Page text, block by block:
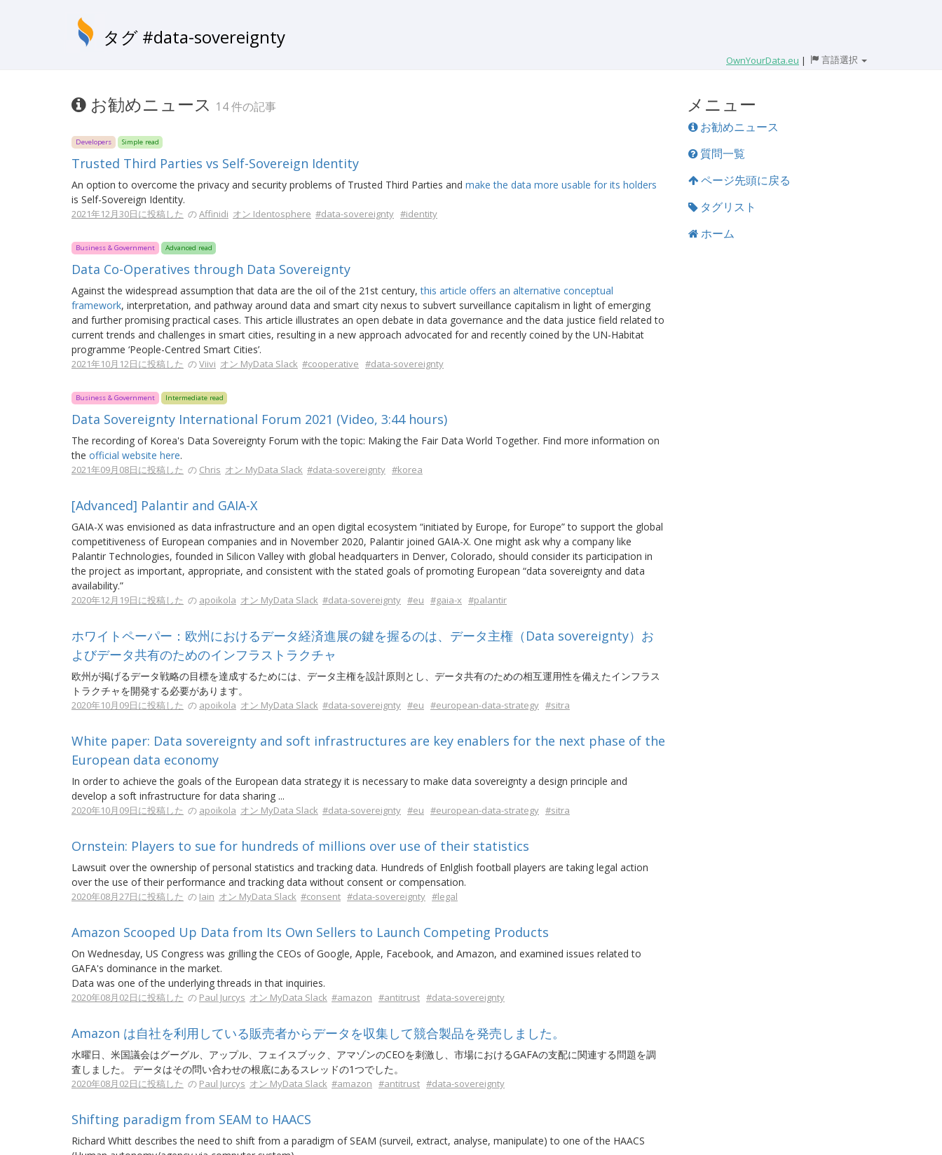
タグ #data-sovereignty
OwnYourData.eu | 言語選択
お勧めニュース 14 件の記事
Developers Simple read
Trusted Third Parties vs Self-Sovereign Identity
An option to overcome the privacy and security problems of Trusted Third Parties and make the data more usable for its holders
is Self-Sovereign Identity.
2021年12月30日に投稿した のAffinidi オン Identosphere #data-sovereignty #identity
Business & Government Advanced read
Data Co-Operatives through Data Sovereignty
Against the widespread assumption that data are the oil of the 21st century,this article offers an alternative conceptual
framework, interpretation, and pathway around data and smart city nexus to subvert surveillance capitalism in light of emerging
and further promising practical cases. This article illustrates an open debate in data governance and the data justice field related to
current trends and challenges in smart cities, resulting in a new approach advocated for and recently coined by the UN-Habitat
programme ‘People-Centred Smart Cities’.
2021年10月12日に投稿した のViivi オン MyData Slack #cooperative #data-sovereignty
Business & Government Intermediate read
Data Sovereignty International Forum 2021 (Video, 3:44 hours)
The recording of Korea's Data Sovereignty Forum with the topic: Making the Fair Data World Together. Find more information on
the official website here.
2021年09月08日に投稿した の Chris オン MyData Slack #data-sovereignty #korea
[Advanced] Palantir and GAIA-X
GAIA-X was envisioned as data infrastructure and an open digital ecosystem “initiated by Europe, for Europe” to support the global
competitiveness of European companies and in November 2020, Palantir joined GAIA-X. One might ask why a company like
Palantir Technologies, founded in Silicon Valley with global headquarters in Denver, Colorado, should consider its participation in
the project as important, appropriate, and consistent with the stated goals of promoting European “data sovereignty and data
availability.”
2020年12月19日に投稿した の apoikola オン MyData Slack #data-sovereignty #eu #gaia-x #palantir
ホワイトペーパー：欧州におけるデータ経済進展の鍵を握るのは、データ主権（Data sovereignty）お
よびデータ共有のためのインフラストラクチャ
欧州が掲げるデータ戦略の目標を達成するためには、データ主権を設計原則とし、データ共有のための相互運用性を備えたインフラス
トラクチャを開発する必要があります。
2020年10月09日に投稿した の apoikola オン MyData Slack #data-sovereignty #eu #european-data-strategy #sitra
White paper: Data sovereignty and soft infrastructures are key enablers for the next phase of the
European data economy
In order to achieve the goals of the European data strategy it is necessary to make data sovereignty a design principle and
develop a soft infrastructure for data sharing ...
2020年10月09日に投稿した の apoikola オン MyData Slack #data-sovereignty #eu #european-data-strategy #sitra
Ornstein: Players to sue for hundreds of millions over use of their statistics
Lawsuit over the ownership of personal statistics and tracking data. Hundreds of Enlglish football players are taking legal action
over the use of their performance and tracking data without consent or compensation.
2020年08月27日に投稿した の Iain オン MyData Slack #consent #data-sovereignty #legal
Amazon Scooped Up Data from Its Own Sellers to Launch Competing Products
On Wednesday, US Congress was grilling the CEOs of Google, Apple, Facebook, and Amazon, and examined issues related to
GAFA's dominance in the market.
Data was one of the underlying threads in that inquiries.
2020年08月02日に投稿した の Paul Jurcys オン MyData Slack #amazon #antitrust #data-sovereignty
Amazon は自社を利用している販売者からデータを収集して競合製品を発売しました。
水曜日、米国議会はグーグル、アップル、フェイスブック、アマゾンのCEOを刺激し、市場におけるGAFAの支配に関連する問題を調
査しました。 データはその問い合わせの根底にあるスレッドの1つでした。
2020年08月02日に投稿した の Paul Jurcys オン MyData Slack #amazon #antitrust #data-sovereignty
Shifting paradigm from SEAM to HAACS
Richard Whitt describes the need to shift from a paradigm of SEAM (surveil, extract, analyse, manipulate) to one of the HAACS
メニュー
お勧めニュース
質問一覧
ページ先頭に戻る
タグリスト
ホーム